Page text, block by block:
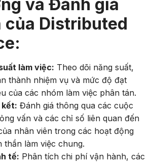
và Đánh giá
của Distributed
làm việc: Theo dõi năng suất,
thành nhiệm vụ và mức độ đạt
của các nhóm làm việc phân tán.
kết: Đánh giá thông qua các cuộc
vấn và các chỉ số liên quan đến
nhân viên trong các hoạt động
thần làm việc chung.
tế: Phân tích chi phí vận hành, các